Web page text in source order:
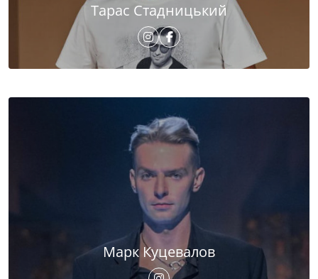
Тарас Стадницький
Марк Куцевалов